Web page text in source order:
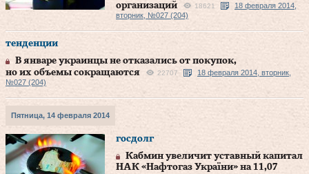
организаций
18621
18 февраля 2014,
вторник, №027 (204)
тенденции
В январе украинцы не отказались от покупок,
но их объемы сокращаются
22707
18 февраля 2014, вторник,
№027 (204)
Пятница, 14 февраля 2014
госдолг
Кабмин увеличит уставный капитал
НАК «Нафтогаз України» на 11,07